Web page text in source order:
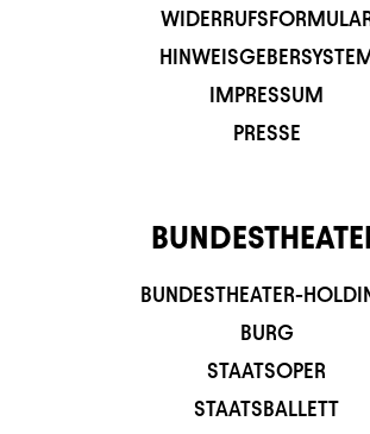
HINWEISGEBERSYSTEM
IMPRESSUM
PRESSE
BUNDESTHEATER-
BURG
STAATSOPER
STAATSBALLETT